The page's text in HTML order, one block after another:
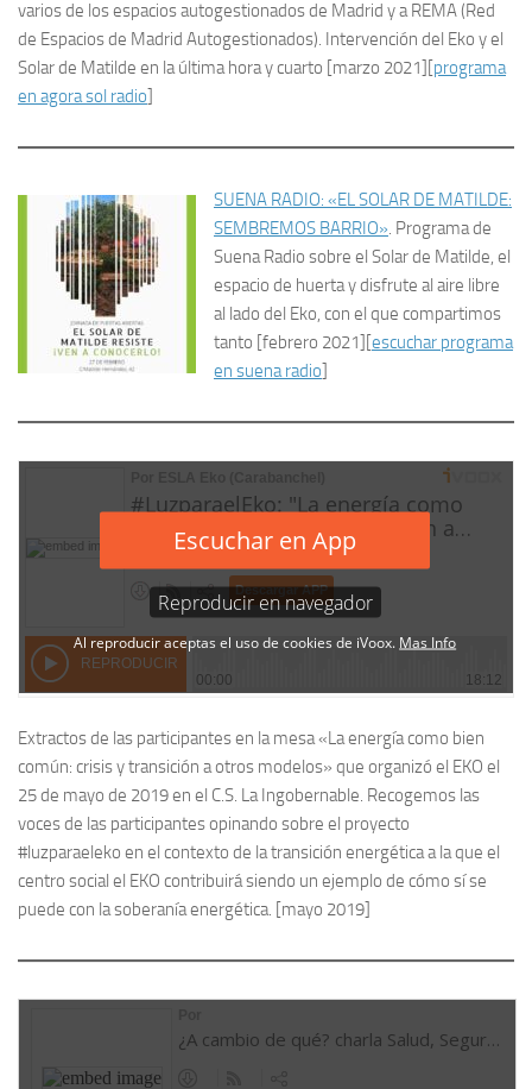
varios de los espacios autogestionados de Madrid y a REMA (Red
de Espacios de Madrid Autogestionados). Intervención del Eko y el
Solar de Matilde en la última hora y cuarto [marzo 2021][programa
en agora sol radio]
SUENA RADIO: «EL SOLAR DE MATILDE:
SEMBREMOS BARRIO». Programa de
Suena Radio sobre el Solar de Matilde, el
espacio de huerta y disfrute al aire libre
al lado del Eko, con el que compartimos
tanto [febrero 2021][escuchar programa
en suena radio]
Extractos de las participantes en la mesa «La energía como bien
común: crisis y transición a otros modelos» que organizó el EKO el
25 de mayo de 2019 en el C.S. La Ingobernable. Recogemos las
voces de las participantes opinando sobre el proyecto
#luzparaeleko en el contexto de la transición energética a la que el
centro social el EKO contribuirá siendo un ejemplo de cómo sí se
puede con la soberanía energética. [mayo 2019]